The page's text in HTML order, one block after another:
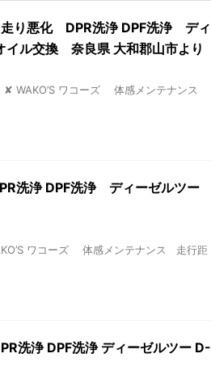
走り悪化 DPR洗浄 DPF洗浄 ディ
ル交換 奈良県 大和郡山市より
✘ WAKO’S ワコーズ 体感メンテナンス
洗浄 DPF洗浄 ディーゼルツー
ワコーズ 体感メンテナンス 走行距
洗浄 DPF洗浄 ディーゼルツー D-